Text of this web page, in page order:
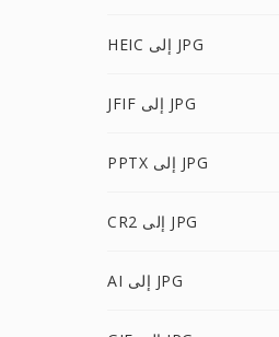
HEIC إلى JPG
JFIF إلى JPG
PPTX إلى JPG
CR2 إلى JPG
AI إلى JPG